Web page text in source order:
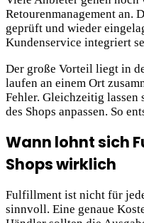
Retourenmanagement an.
geprüft und wieder
Kundenservice integriert
Der große Vorteil liegt in
laufen an einem Ort
Fehler. Gleichzeitig lassen
des Shops anpassen. So
Wann lohnt sich
Shops wirklich
Fulfillment ist nicht für
sinnvoll. Eine genaue